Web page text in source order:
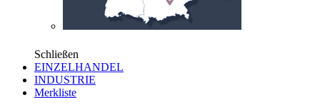
Schließen
EINZELHANDEL
INDUSTRIE
Merkliste